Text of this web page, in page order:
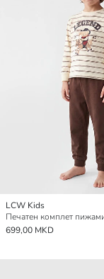
LCW Kids
699,00 MKD